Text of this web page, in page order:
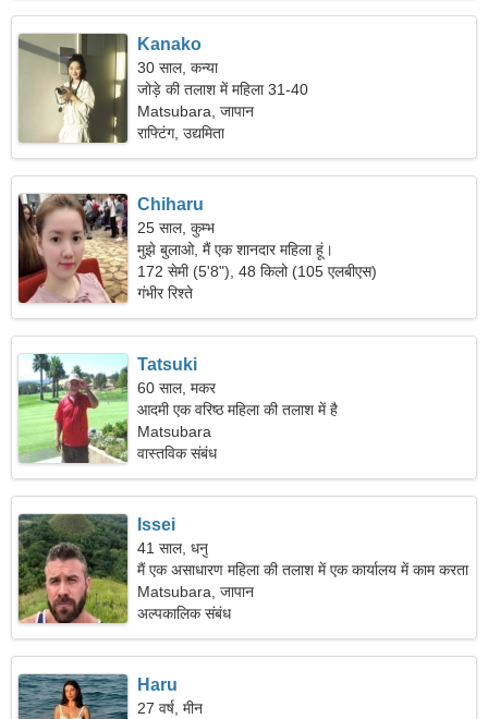
Kanako
30 साल, कन्या
जोड़े की तलाश में महिला 31-40
Matsubara, जापान
राफ्टिंग, उद्यमिता
Chiharu
25 साल, कुम्भ
मुझे बुलाओ, मैं एक शानदार महिला हूं।
172 सेमी (5'8"), 48 किलो (105 एलबीएस)
गंभीर रिश्ते
Tatsuki
60 साल, मकर
आदमी एक वरिष्ठ महिला की तलाश में है
Matsubara
वास्तविक संबंध
Issei
41 साल, धनु
मैं एक असाधारण महिला की तलाश में एक कार्यालय में काम करता
हूं।
Matsubara, जापान
अल्पकालिक संबंध
Haru
27 वर्ष, मीन